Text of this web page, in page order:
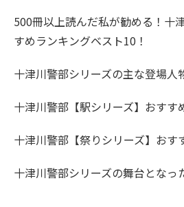
500冊以上読んだ私が勧める！十
すめランキングベスト10！
十津川警部シリーズの主な登場人
十津川警部【駅シリーズ】おすす
十津川警部【祭りシリーズ】おす
十津川警部シリーズの舞台となっ